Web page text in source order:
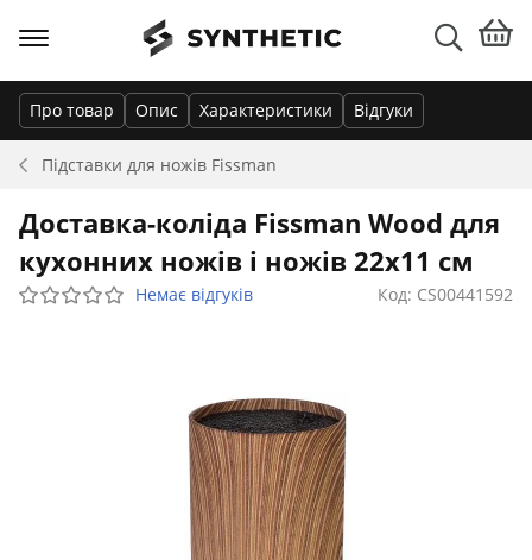
Підставки для ножів Fissman
Про товар Опис Характеристики Відгуки
Доставка-коліда Fissman Wood для
кухонних ножів і ножів 22х11 см
Немає відгуків Код: CS00441592